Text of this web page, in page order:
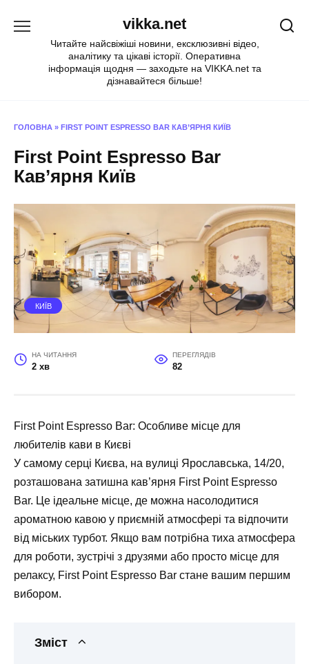
vikka.net
Читайте найсвіжіші новини, ексклюзивні відео,
аналітику та цікаві історії. Оперативна
інформація щодня — заходьте на VIKKA.net та
дізнавайтеся більше!
ГОЛОВНА » FIRST POINT ESPRESSO BAR КАВ’ЯРНЯ КИЇВ
First Point Espresso Bar
Кав’ярня Київ
КИЇВ
НА ЧИТАННЯ
2 хв
ПЕРЕГЛЯДІВ
82
First Point Espresso Bar: Особливе місце для
любителів кави в Києві
У самому серці Києва, на вулиці Ярославська, 14/20,
розташована затишна кав’ярня First Point Espresso
Bar. Це ідеальне місце, де можна насолодитися
ароматною кавою у приємній атмосфері та відпочити
від міських турбот. Якщо вам потрібна тиха атмосфера
для роботи, зустрічі з друзями або просто місце для
релаксу, First Point Espresso Bar стане вашим першим
вибором.
Зміст